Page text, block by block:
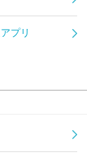
プリ